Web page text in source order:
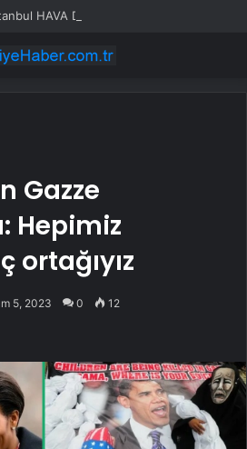
Gazze
Hepimiz
ortağıyız
5, 2023 0 12